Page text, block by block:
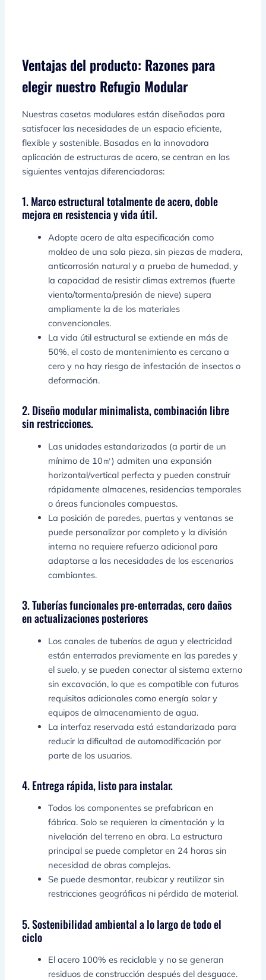
Ventajas del producto: Razones para
elegir nuestro Refugio Modular
Nuestras casetas modulares están diseñadas para
satisfacer las necesidades de un espacio eficiente,
flexible y sostenible. Basadas en la innovadora
aplicación de estructuras de acero, se centran en las
siguientes ventajas diferenciadoras:
1. Marco estructural totalmente de acero, doble
mejora en resistencia y vida útil.
Adopte acero de alta especificación como
moldeo de una sola pieza, sin piezas de madera,
anticorrosión natural y a prueba de humedad, y
la capacidad de resistir climas extremos (fuerte
viento/tormenta/presión de nieve) supera
ampliamente la de los materiales
convencionales.
La vida útil estructural se extiende en más de
50%, el costo de mantenimiento es cercano a
cero y no hay riesgo de infestación de insectos o
deformación.
2. Diseño modular minimalista, combinación libre
sin restricciones.
Las unidades estandarizadas (a partir de un
mínimo de 10㎡) admiten una expansión
horizontal/vertical perfecta y pueden construir
rápidamente almacenes, residencias temporales
o áreas funcionales compuestas.
La posición de paredes, puertas y ventanas se
puede personalizar por completo y la división
interna no requiere refuerzo adicional para
adaptarse a las necesidades de los escenarios
cambiantes.
3. Tuberías funcionales pre-enterradas, cero daños
en actualizaciones posteriores
Los canales de tuberías de agua y electricidad
están enterrados previamente en las paredes y
el suelo, y se pueden conectar al sistema externo
sin excavación, lo que es compatible con futuros
requisitos adicionales como energía solar y
equipos de almacenamiento de agua.
La interfaz reservada está estandarizada para
reducir la dificultad de automodificación por
parte de los usuarios.
4. Entrega rápida, listo para instalar.
Todos los componentes se prefabrican en
fábrica. Solo se requieren la cimentación y la
nivelación del terreno en obra. La estructura
principal se puede completar en 24 horas sin
necesidad de obras complejas.
Se puede desmontar, reubicar y reutilizar sin
restricciones geográficas ni pérdida de material.
5. Sostenibilidad ambiental a lo largo de todo el
ciclo
El acero 100% es reciclable y no se generan
residuos de construcción después del desguace.